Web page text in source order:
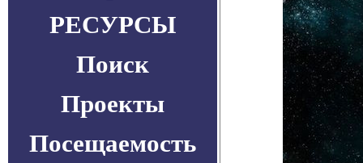
РЕСУРСЫ
Поиск
Проекты
Посещаемость